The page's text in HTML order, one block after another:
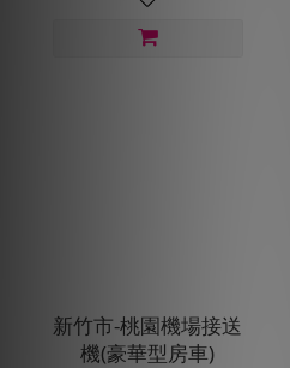
新竹市-桃園機場接送
機(豪華型房車)